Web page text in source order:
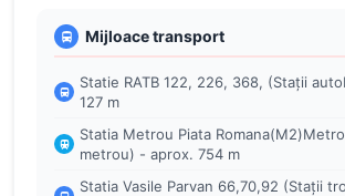
Mijloace transport
Statie RATB 122, 226, 368, (Stații
127 m
Statia Metrou Piata
metrou) - aprox. 754 m
Statia Vasile Parvan 66,70,92 (Stații